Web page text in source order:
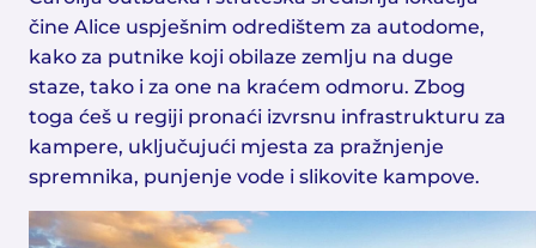
čine Alice uspješnim odredištem za autodome,
kako za putnike koji obilaze zemlju na duge
staze, tako i za one na kraćem odmoru. Zbog
toga ćeš u regiji pronaći izvrsnu infrastrukturu za
kampere, uključujući mjesta za pražnjenje
spremnika, punjenje vode i slikovite kampove.